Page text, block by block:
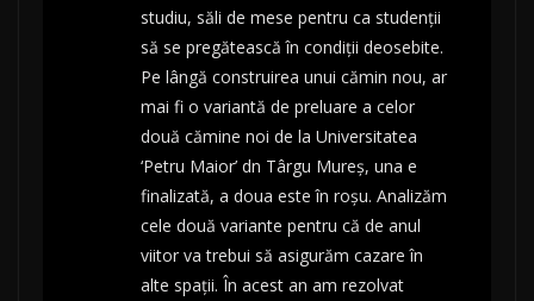
studiu, săli de mese pentru ca studenţii
să se pregătească în condiţii deosebite.
Pe lângă construirea unui cămin nou, ar
mai fi o variantă de preluare a celor
două cămine noi de la Universitatea
‘Petru Maior’ dn Târgu Mureş, una e
finalizată, a doua este în roşu. Analizăm
cele două variante pentru că de anul
viitor va trebui să asigurăm cazare în
alte spaţii. În acest an am rezolvat